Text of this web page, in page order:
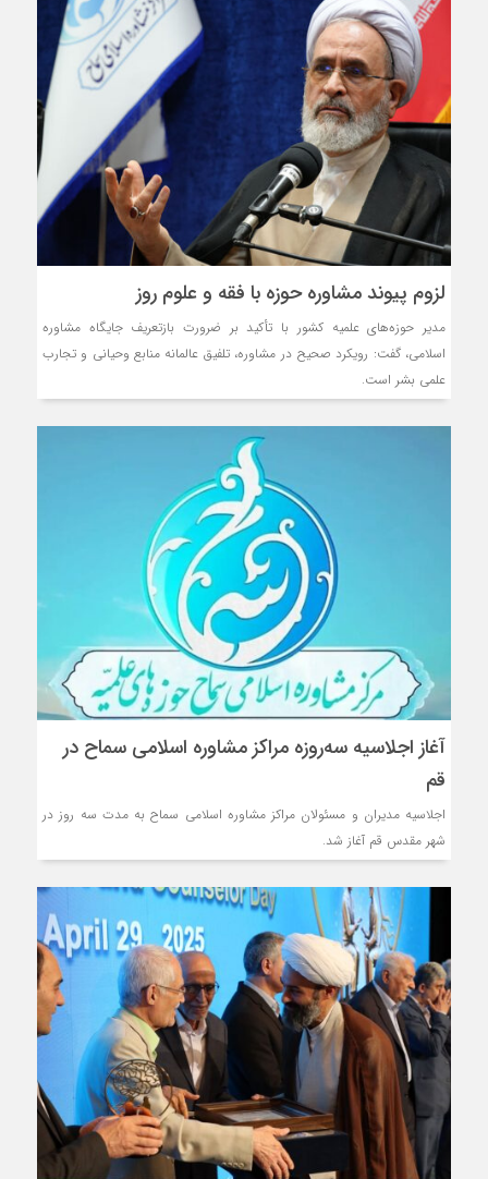
لزوم پیوند مشاوره حوزه با فقه و علوم روز
مدیر حوزه‌های علمیه کشور با تأکید بر ضرورت بازتعریف جایگاه مشاوره
اسلامی، گفت: رویکرد صحیح در مشاوره، تلفیق عالمانه منابع وحیانی و تجارب
علمی بشر است.
آغاز اجلاسیه سه‌روزه مراکز مشاوره اسلامی سماح در
قم
اجلاسیه مدیران و مسئولان مراکز مشاوره اسلامی سماح به مدت سه روز در
شهر مقدس قم آغاز شد.